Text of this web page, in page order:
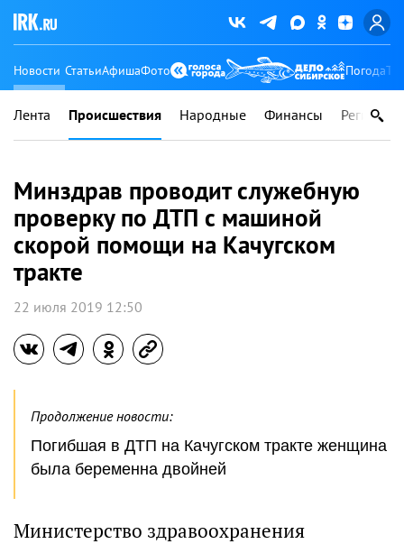
Новости СтатьиАфишаФото Погода
Лента Происшествия Народные Финансы Регионы
Минздрав проводит служебную
проверку по ДТП с машиной
скорой помощи на Качугском
тракте
22 июля 2019 12:50
Продолжение новости:
Погибшая в ДТП на Качугском тракте женщина
была беременна двойней
Министерство здравоохранения